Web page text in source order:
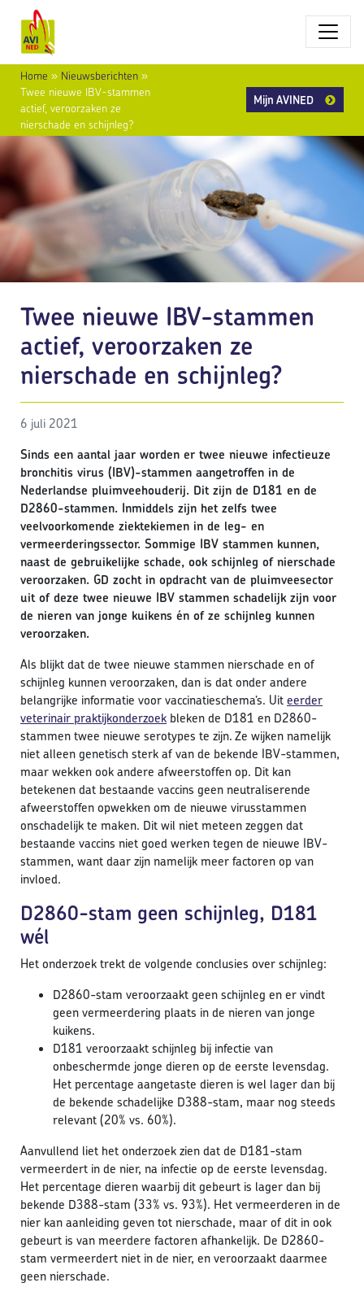
Home » Nieuwsberichten »
Twee nieuwe IBV-stammen
actief, veroorzaken ze
nierschade en schijnleg?
Mijn AVINED
Twee nieuwe IBV-stammen
actief, veroorzaken ze
nierschade en schijnleg?
6 juli 2021
Sinds een aantal jaar worden er twee nieuwe infectieuze
bronchitis virus (IBV)-stammen aangetroffen in de
Nederlandse pluimveehouderij. Dit zijn de D181 en de
D2860-stammen. Inmiddels zijn het zelfs twee
veelvoorkomende ziektekiemen in de leg- en
vermeerderingssector. Sommige IBV stammen kunnen,
naast de gebruikelijke schade, ook schijnleg of nierschade
veroorzaken. GD zocht in opdracht van de pluimveesector
uit of deze twee nieuwe IBV stammen schadelijk zijn voor
de nieren van jonge kuikens én of ze schijnleg kunnen
veroorzaken.
Als blijkt dat de twee nieuwe stammen nierschade en of
schijnleg kunnen veroorzaken, dan is dat onder andere
belangrijke informatie voor vaccinatieschema’s. Uiteerder
veterinair praktijkonderzoekbleken de D181 en D2860-
stammen twee nieuwe serotypes te zijn. Ze wijken namelijk
niet alleen genetisch sterk af van de bekende IBV-stammen,
maar wekken ook andere afweerstoffen op. Dit kan
betekenen dat bestaande vaccins geen neutraliserende
afweerstoffen opwekken om de nieuwe virusstammen
onschadelijk te maken. Dit wil niet meteen zeggen dat
bestaande vaccins niet goed werken tegen de nieuwe IBV-
stammen, want daar zijn namelijk meer factoren op van
invloed.
D2860-stam geen schijnleg, D181
wél
Het onderzoek trekt de volgende conclusies over schijnleg:
D2860-stam veroorzaakt geen schijnleg en er vindt
geen vermeerdering plaats in de nieren van jonge
kuikens.
D181 veroorzaakt schijnleg bij infectie van
onbeschermde jonge dieren op de eerste levensdag.
Het percentage aangetaste dieren is wel lager dan bij
de bekende schadelijke D388-stam, maar nog steeds
relevant (20% vs. 60%).
Aanvullend liet het onderzoek zien dat de D181-stam
vermeerdert in de nier, na infectie op de eerste levensdag.
Het percentage dieren waarbij dit gebeurt is lager dan bij
bekende D388-stam (33% vs. 93%). Het vermeerderen in de
nier kan aanleiding geven tot nierschade, maar of dit in ook
gebeurt is van meerdere factoren afhankelijk. De D2860-
stam vermeerdert niet in de nier, en veroorzaakt daarmee
geen nierschade.